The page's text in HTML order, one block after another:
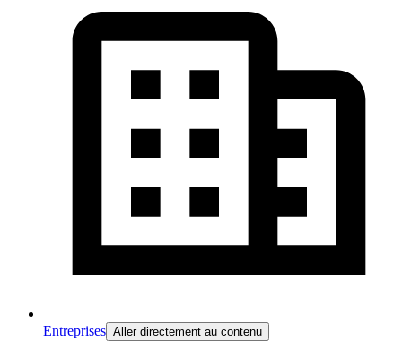
Entreprises Aller directement au contenu